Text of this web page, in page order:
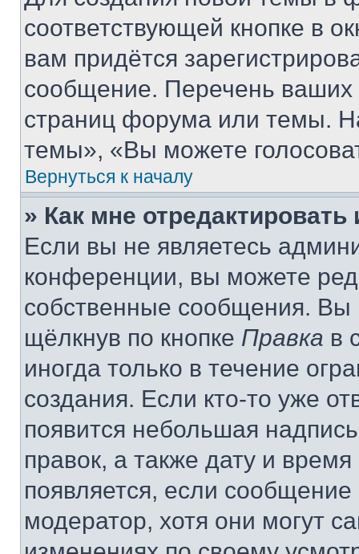
соответствующей кнопке в
вам придётся
сообщение. Перечень ваших
страниц форума или темы.
темы», «Вы можете
Вернуться к началу
» Как мне
Если вы не являетесь
конференции, вы можете
собственные сообщения. Вы
щёлкнув по кнопке Правка в
иногда только в течение
создания. Если кто-то уже
появится небольшая
правок, а также дату и
появляется, если
модератор, хотя они могут